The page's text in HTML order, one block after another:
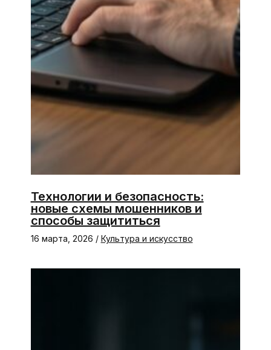
Технологии и безопасность:
новые схемы мошенников и
способы защититься
16 марта, 2026 / Культура и искусство